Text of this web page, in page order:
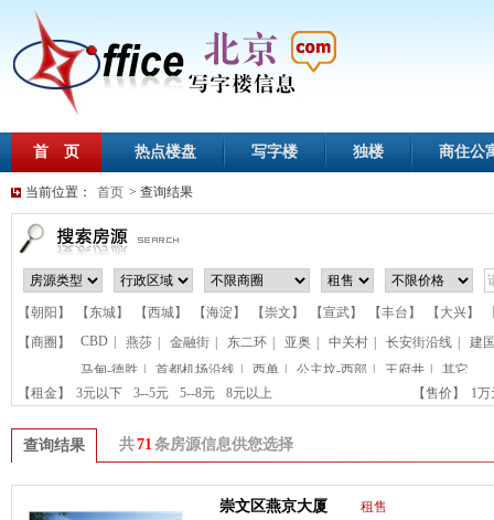
首 页 热点楼盘 写字楼 独楼 商住公
当前位置： 首页 > 查询结果
【朝阳】 【东城】 【西城】 【海淀】 【崇文】 【宣武】 【丰台】 【大兴】
【商圈】
CBD 燕莎 金融街 东二环 亚奥 中关村 长安街沿线
建
马甸-德胜 | 首都机场沿线 | 西单 | 公主坟-西部 | 王府井 |
其它
【租金】
3元以下 3--5元 5--8元 8元以上 【售价】 1
查询结果 共71条房源信息供您选择
崇文区燕京大厦 租售